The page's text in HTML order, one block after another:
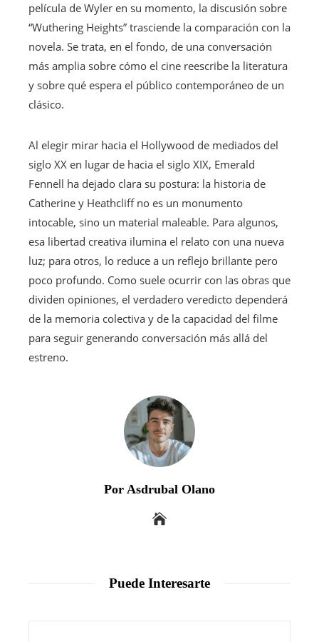
película de Wyler en su momento, la discusión sobre
“Wuthering Heights” trasciende la comparación con la
novela. Se trata, en el fondo, de una conversación
más amplia sobre cómo el cine reescribe la literatura
y sobre qué espera el público contemporáneo de un
clásico.
Al elegir mirar hacia el Hollywood de mediados del
siglo XX en lugar de hacia el siglo XIX, Emerald
Fennell ha dejado clara su postura: la historia de
Catherine y Heathcliff no es un monumento
intocable, sino un material maleable. Para algunos,
esa libertad creativa ilumina el relato con una nueva
luz; para otros, lo reduce a un reflejo brillante pero
poco profundo. Como suele ocurrir con las obras que
dividen opiniones, el verdadero veredicto dependerá
de la memoria colectiva y de la capacidad del filme
para seguir generando conversación más allá del
estreno.
Por Asdrubal Olano
Puede Interesarte